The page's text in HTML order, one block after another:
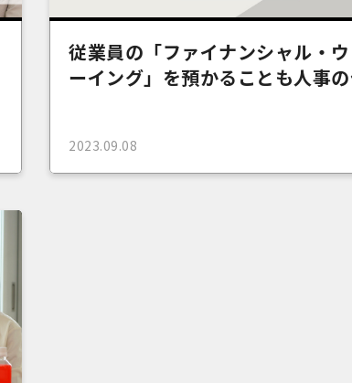
従業員の「ファイナンシャル・
ーイング」を預かることも人事
2023.09.08